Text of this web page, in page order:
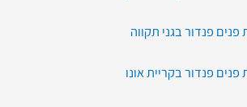
פנים פנדור בגני תקווה
פנים פנדור בקריית אונו